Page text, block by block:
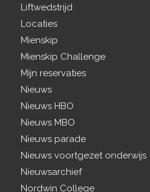
Liftwedstrijd
Locaties
Mienskip
Mienskip Challenge
Mijn reservaties
Nieuws
Nieuws HBO
Nieuws MBO
Nieuws parade
Nieuws voortgezet onderwijs
Nieuwsarchief
Nordwin College